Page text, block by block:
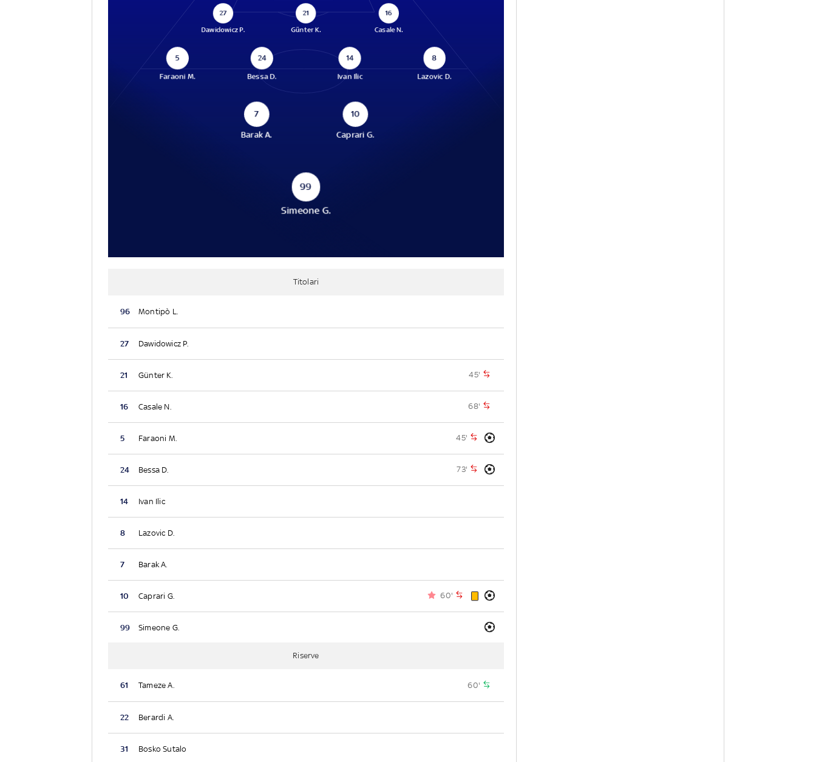
27
Dawidowicz P.
21
Günter K.
16
Casale N.
5
Faraoni M.
24
Bessa D.
14
Ivan Ilic
8
Lazovic D.
10
Caprari G.
7
Barak A.
99
Simeone G.
Titolari
96 Montipò L.
27 Dawidowicz P.
21 Günter K. 45'
16 Casale N. 68'
5 Faraoni M. 45'
24 Bessa D. 73'
14 Ivan Ilic
8 Lazovic D.
7 Barak A.
10 Caprari G. 60'
99 Simeone G.
Riserve
61 Tameze A. 60'
22 Berardi A.
31 Bosko Sutalo